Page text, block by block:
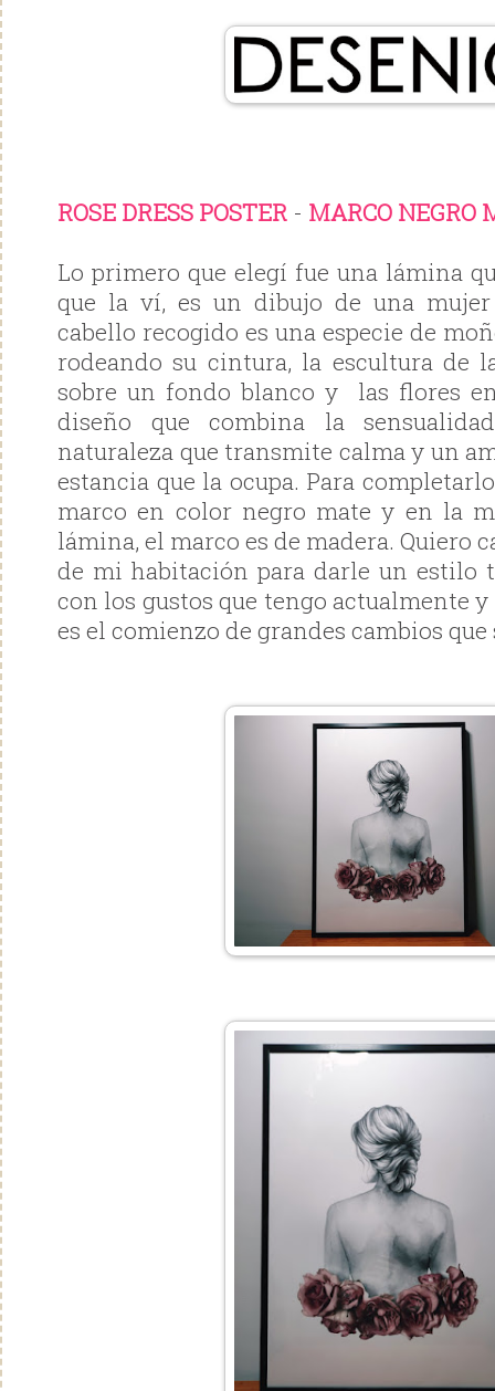
ROSE DRESS POSTER - MARCO NEGRO
Lo primero que elegí fue una lámina
que la ví, es un dibujo de una
cabello recogido es una especie de
rodeando su cintura, la escultura de
sobre un fondo blanco y las flores
diseño que combina la
naturaleza que transmite calma y un
estancia que la ocupa. Para
marco en color negro mate y en la
lámina, el marco es de madera. Quiero
de mi habitación para darle un estilo
con los gustos que tengo actualmente
es el comienzo de grandes cambios